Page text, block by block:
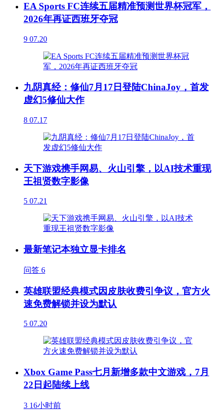
EA Sports FC连续五届精准预测世界杯冠军，
2026年再证西班牙夺冠
9 07.20
九阴真经：修仙7月17日登陆ChinaJoy，首发
虚幻5修仙大作
8 07.17
天下游戏携手网易、火山引擎，以AI技术重现
王祖贤数字影像
5 07.21
最新笔记本独立显卡排名
问答 6
英雄联盟经典模式因皮肤收费引争议，官方火
速免费解锁并设为默认
5 07.20
Xbox Game Pass七月新增多款中文游戏，7月
22日起陆续上线
3 16小时前